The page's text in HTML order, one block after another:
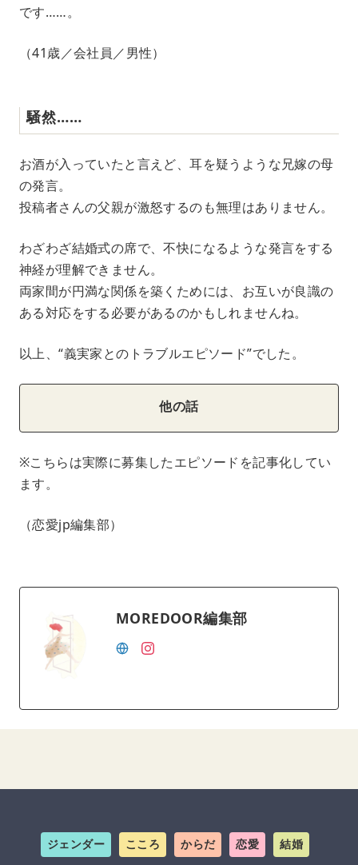
です……。
（41歳／会社員／男性）
騒然……
お酒が入っていたと言えど、耳を疑うような兄嫁の母
の発言。
投稿者さんの父親が激怒するのも無理はありません。
わざわざ結婚式の席で、不快になるような発言をする
神経が理解できません。
両家間が円満な関係を築くためには、お互いが良識の
ある対応をする必要があるのかもしれませんね。
以上、“義実家とのトラブルエピソード”でした。
他の話
※こちらは実際に募集したエピソードを記事化してい
ます。
（恋愛jp編集部）
MOREDOOR編集部
ジェンダー こころ からだ 恋愛 結婚